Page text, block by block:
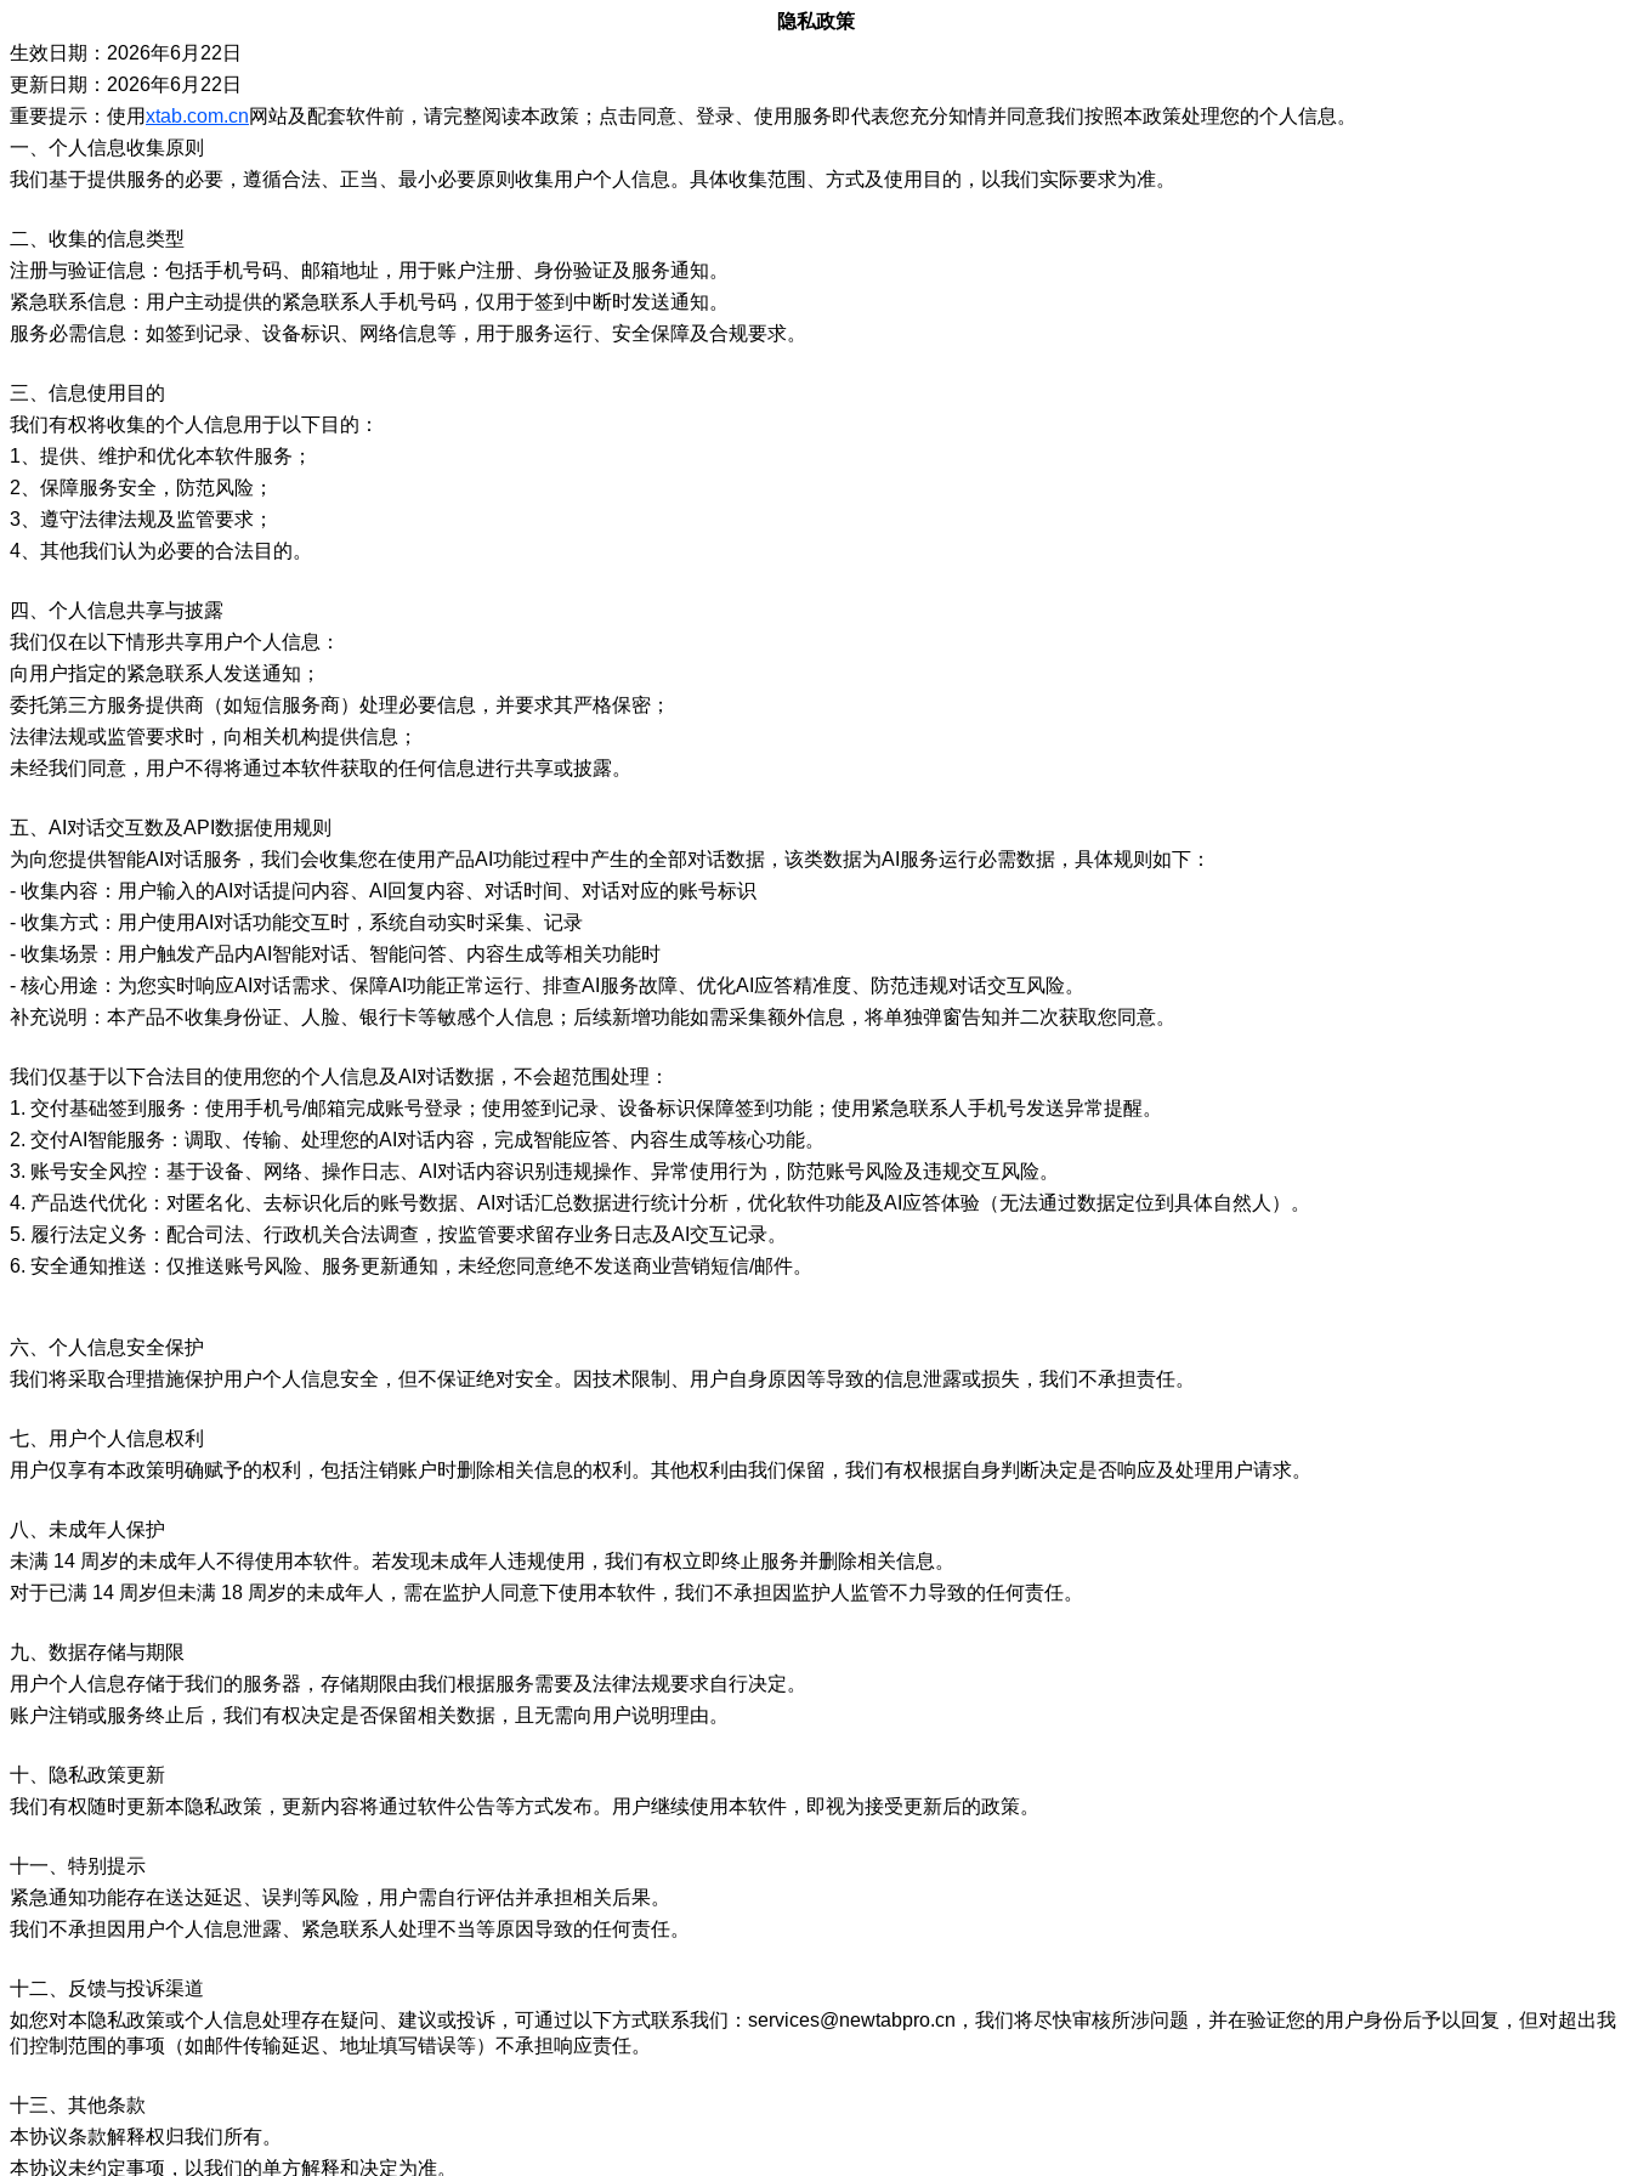
隐私政策
生效日期：2026年6月22日
更新日期：2026年6月22日
重要提示：使用xtab.com.cn网站及配套软件前，请完整阅读本政策；点击同意、登录、使用服务即代表您充分知情并同意我们按照本政策处理您的个人信息。
一、个人信息收集原则
我们基于提供服务的必要，遵循合法、正当、最小必要原则收集用户个人信息。具体收集范围、方式及使用目的，以我们实际要求为准。
二、收集的信息类型
注册与验证信息：包括手机号码、邮箱地址，用于账户注册、身份验证及服务通知。
紧急联系信息：用户主动提供的紧急联系人手机号码，仅用于签到中断时发送通知。
服务必需信息：如签到记录、设备标识、网络信息等，用于服务运行、安全保障及合规要求。
三、信息使用目的
我们有权将收集的个人信息用于以下目的：
1、提供、维护和优化本软件服务；
2、保障服务安全，防范风险；
3、遵守法律法规及监管要求；
4、其他我们认为必要的合法目的。
四、个人信息共享与披露
我们仅在以下情形共享用户个人信息：
向用户指定的紧急联系人发送通知；
委托第三方服务提供商（如短信服务商）处理必要信息，并要求其严格保密；
法律法规或监管要求时，向相关机构提供信息；
未经我们同意，用户不得将通过本软件获取的任何信息进行共享或披露。
五、AI对话交互数及API数据使用规则
为向您提供智能AI对话服务，我们会收集您在使用产品AI功能过程中产生的全部对话数据，该类数据为AI服务运行必需数据，具体规则如下：
- 收集内容：用户输入的AI对话提问内容、AI回复内容、对话时间、对话对应的账号标识
- 收集方式：用户使用AI对话功能交互时，系统自动实时采集、记录
- 收集场景：用户触发产品内AI智能对话、智能问答、内容生成等相关功能时
- 核心用途：为您实时响应AI对话需求、保障AI功能正常运行、排查AI服务故障、优化AI应答精准度、防范违规对话交互风险。
补充说明：本产品不收集身份证、人脸、银行卡等敏感个人信息；后续新增功能如需采集额外信息，将单独弹窗告知并二次获取您同意。
我们仅基于以下合法目的使用您的个人信息及AI对话数据，不会超范围处理：
1. 交付基础签到服务：使用手机号/邮箱完成账号登录；使用签到记录、设备标识保障签到功能；使用紧急联系人手机号发送异常提醒。
2. 交付AI智能服务：调取、传输、处理您的AI对话内容，完成智能应答、内容生成等核心功能。
3. 账号安全风控：基于设备、网络、操作日志、AI对话内容识别违规操作、异常使用行为，防范账号风险及违规交互风险。
4. 产品迭代优化：对匿名化、去标识化后的账号数据、AI对话汇总数据进行统计分析，优化软件功能及AI应答体验（无法通过数据定位到具体自然人）。
5. 履行法定义务：配合司法、行政机关合法调查，按监管要求留存业务日志及AI交互记录。
6. 安全通知推送：仅推送账号风险、服务更新通知，未经您同意绝不发送商业营销短信/邮件。
六、个人信息安全保护
我们将采取合理措施保护用户个人信息安全，但不保证绝对安全。因技术限制、用户自身原因等导致的信息泄露或损失，我们不承担责任。
七、用户个人信息权利
用户仅享有本政策明确赋予的权利，包括注销账户时删除相关信息的权利。其他权利由我们保留，我们有权根据自身判断决定是否响应及处理用户请求。
八、未成年人保护
未满 14 周岁的未成年人不得使用本软件。若发现未成年人违规使用，我们有权立即终止服务并删除相关信息。
对于已满 14 周岁但未满 18 周岁的未成年人，需在监护人同意下使用本软件，我们不承担因监护人监管不力导致的任何责任。
九、数据存储与期限
用户个人信息存储于我们的服务器，存储期限由我们根据服务需要及法律法规要求自行决定。
账户注销或服务终止后，我们有权决定是否保留相关数据，且无需向用户说明理由。
十、隐私政策更新
我们有权随时更新本隐私政策，更新内容将通过软件公告等方式发布。用户继续使用本软件，即视为接受更新后的政策。
十一、特别提示
紧急通知功能存在送达延迟、误判等风险，用户需自行评估并承担相关后果。
我们不承担因用户个人信息泄露、紧急联系人处理不当等原因导致的任何责任。
十二、反馈与投诉渠道
如您对本隐私政策或个人信息处理存在疑问、建议或投诉，可通过以下方式联系我们：services@newtabpro.cn，我们将尽快审核所涉问题，并在验证您的用户身份后予以回复，但对超出我
们控制范围的事项（如邮件传输延迟、地址填写错误等）不承担响应责任。
十三、其他条款
本协议条款解释权归我们所有。
本协议未约定事项，以我们的单方解释和决定为准。